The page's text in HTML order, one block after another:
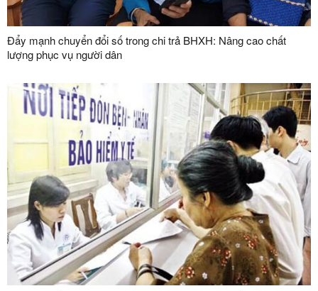
Đẩy mạnh chuyển đổi số trong chi trả BHXH: Nâng cao chất
lượng phục vụ người dân